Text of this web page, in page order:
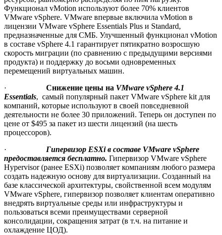
Функционал vMotion используют более 70% клиентов
VMware vSphere. VMware впервые включила vMotion в
лицензии VMware vSphere Essentials Plus и Standard,
предназначенные для СМБ. Улучшенный функционал vMotion
в составе vSphere 4.1 гарантирует пятикратно возросшую
скорость миграции (по сравнению с предыдущими версиями
продукта) и поддержку до восьми одновременных
перемещений виртуальных машин.
· Снижение цены на VMware vSphere4.1
Essentials, самый популярный пакет VMware vSphere kit для
компаний, которые используют в своей повседневной
деятельности не более 30 приложений. Теперь он доступен по
цене от $495 за пакет из шести лицензий (на шесть
процессоров).
· Гипервизор ESXiв составе VMware vSphere
предоставляется бесплатно. Гипервизор VMware vSphere
Hypervisor (ранее ESXi) позволяет компаниям любого размера
создать надежную основу для виртуализации. Созданный на
базе классической архитектуры, свойственной всем модулям
VMware vSphere, гипервизор позволяет клиентам оперативно
внедрять виртуальные среды или инфраструктуры и
пользоваться всеми преимуществами серверной
консолидации, сокращения затрат (в т.ч. на питание и
охлаждение ЦОД).